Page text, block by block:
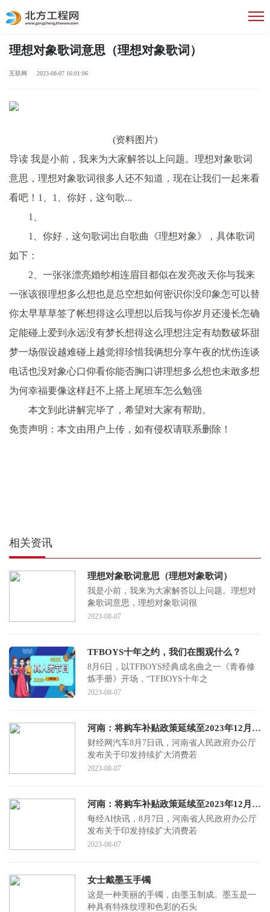
理想对象歌词意思（理想对象歌词）
互联网 2023-08-07 16:01:06
(资料图片)
导读 我是小前，我来为大家解答以上问题。理想对象歌词
意思，理想对象歌词很多人还不知道，现在让我们一起来看
看吧！1、1、你好，这句歌...
1、
1、你好，这句歌词出自歌曲《理想对象》，具体歌词
如下：
2、一张张漂亮婚纱相连眉目都似在发亮改天你与我来
一张该很理想多么想也是总空想如何密识你没印象怎可以替
你太早草草签了帐想得这么理想以后我与你岁月还漫长怎确
定能碰上爱到永远没有梦长想得这么理想注定有劫数破坏甜
梦一场假设越难碰上越觉得珍惜我俩想分享午夜的忧伤连谈
电话也没对象心口仰看你能否胸口讲理想多么想也未敢多想
为何幸福要像这样赶不上搭上尾班车怎么勉强
本文到此讲解完毕了，希望对大家有帮助。
免责声明：本文由用户上传，如有侵权请联系删除！
相关资讯
理想对象歌词意思（理想对象歌词）
我是小前，我来为大家解答以上问题。理想对
象歌词意思，理想对象歌词很
2023-08-07
TFBOYS十年之约，我们在围观什么？
8月6日，以TFBOYS经典成名曲之一《青春修
炼手册》开场，“TFBOYS十年之
2023-08-07
河南：将购车补贴政策延续至2023年12月底 对在省内新购汽车的消费者按照购车价格的5%给予补贴
财经网汽车8月7日讯，河南省人民政府办公厅
发布关于印发持续扩大消费若
2023-08-07
河南：将购车补贴政策延续至2023年12月底 对在省内新购汽车的消费者按照购车价格的5%给予补贴
每经AI快讯，8月7日，河南省人民政府办公厅
发布关于印发持续扩大消费若
2023-08-07
女士戴墨玉手镯
这是一种美丽的手镯，由墨玉制成。墨玉是一
种具有特殊纹理和色彩的石头